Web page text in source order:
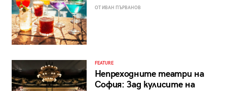
ОТ ИВАН ПЪРВАНОВ
FEATURE
Непреходните театри на
София: Зад кулисите на